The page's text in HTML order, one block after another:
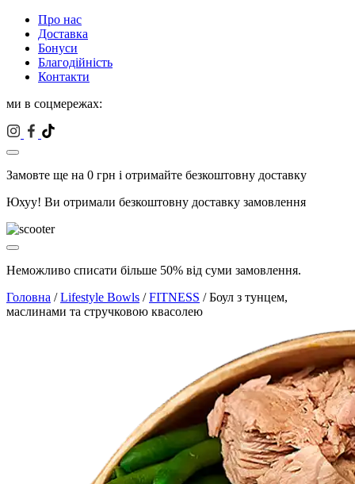
Про нас
Доставка
Бонуси
Благодійність
Контакти
ми в соцмережах:
Замовте ще на 0 грн і отримайте безкоштовну доставку
Юхуу! Ви отримали безкоштовну доставку замовлення
Неможливо списати більше 50% від суми замовлення.
Головна /Lifestyle Bowls /FITNESS / Боул з тунцем,
маслинами та стручковою квасолею